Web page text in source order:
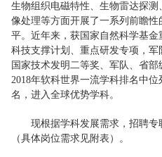
生物组织电磁特性、生物雷达探
像处理等方面开展了一系列前瞻
平。近年来，获国家自然科学基
科技支撑计划、重点研发专项，
国家技术发明二等奖、军队、省
2018年软科世界一流学科排名中
名，进入全球优势学科。
现根据学科发展需求，招聘专
（具体岗位需求见附表）。